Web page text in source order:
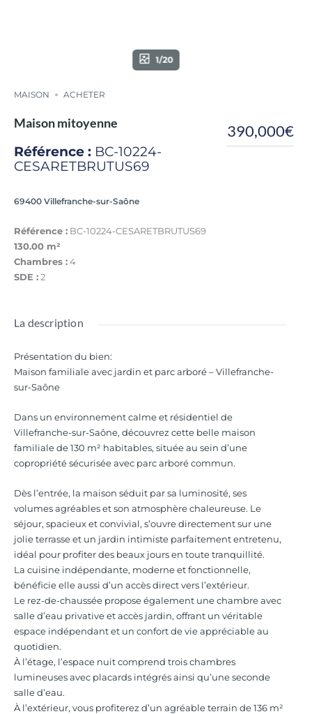
1/20
MAISON ACHETER
Maison mitoyenne
Référence : BC-10224-
CESARETBRUTUS69
69400 Villefranche-sur-Saône
Référence : BC-10224-CESARETBRUTUS69
130.00 m²
Chambres :4
SDE :2
390,000€
La description
Présentation du bien:
Maison familiale avec jardin et parc arboré – Villefranche-
sur-Saône
Dans un environnement calme et résidentiel de
Villefranche-sur-Saône, découvrez cette belle maison
familiale de 130 m² habitables, située au sein d’une
copropriété sécurisée avec parc arboré commun.
Dès l’entrée, la maison séduit par sa luminosité, ses
volumes agréables et son atmosphère chaleureuse. Le
séjour, spacieux et convivial, s’ouvre directement sur une
jolie terrasse et un jardin intimiste parfaitement entretenu,
idéal pour profiter des beaux jours en toute tranquillité.
La cuisine indépendante, moderne et fonctionnelle,
bénéficie elle aussi d’un accès direct vers l’extérieur.
Le rez-de-chaussée propose également une chambre avec
salle d’eau privative et accès jardin, offrant un véritable
espace indépendant et un confort de vie appréciable au
quotidien.
À l’étage, l’espace nuit comprend trois chambres
lumineuses avec placards intégrés ainsi qu’une seconde
salle d’eau.
À l’extérieur, vous profiterez d’un agréable terrain de 136 m²